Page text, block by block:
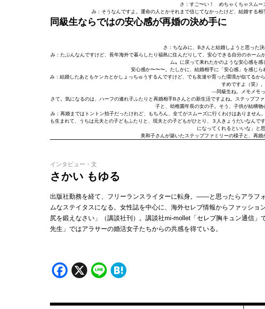
さ：すご〜い！ めちゃくちゃスムー
み：そうなんですよ。運命の人とかそれまで信じてなかったけど、結婚する
同級生ならではの安心感が再婚の決め手に
さ：ちなみに、Bさんと結婚しようと思った
み：たぶんなんですけど、長年海外で暮らしたり福島に住んだりして、安心できる自分のホー
ム〟に戻って来れたかのような安心感を感
安心感か〜〜〜。たしかに、結婚相手に「安心感」を感じら
み：結婚したあともケンカとかしょっちゅうするんですけど、でも友達や育った環境が似てる
すめですよ（笑）。
―同級生ね。メモメモっ
さて。気になるのは、ハーフの連れ子ふたりと再婚相手Bさんとの新生活ですよね。ステップフ
子と、幼稚園年長の女の子。そう、子供が結構物
み：再婚まではトントン拍子だったけれど、もちろん、全てがスムーズに行くわけはありませ
も生まれて、うちは元夫との子どもふたりと、現夫との子どもがひとり、３人きょうだいなん
になってくれるといいな」と思
美和子さんが築いたステップファミリーの様子と、再婚
インタビュー・文
さかい もゆる
出版社勤務を経て、フリーランスライターに転身。——と思ったらアラフ
ムなステイタスになる。女性誌を中心に、海外セレブ情報からファッシ
尻を鍛えなさい」（講談社刊）。講談社mi-mollet「セレブ胸キュン通信
先生」ではアラサーの婚活女子たちからの共感を得ている。
Facebook
X Line